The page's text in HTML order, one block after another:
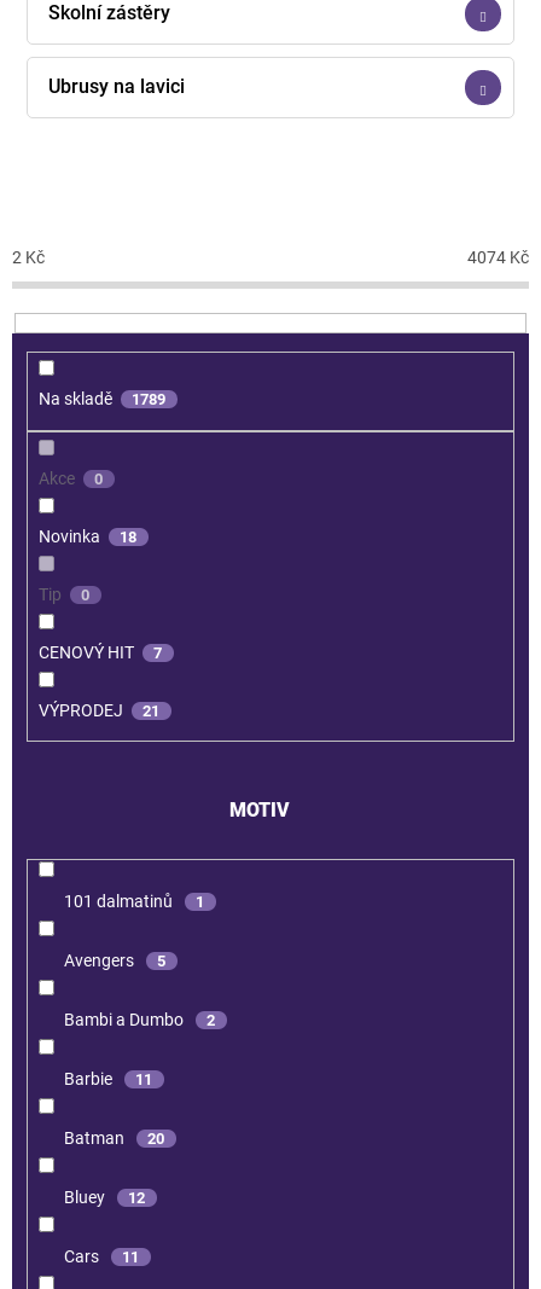
Školní zástěry
Ubrusy na lavici
2 Kč 4074 Kč
Na skladě 1789
Akce 0
Novinka 18
Tip 0
CENOVÝ HIT 7
VÝPRODEJ 21
MOTIV
101 dalmatinů 1
Avengers 5
Bambi a Dumbo 2
Barbie 11
Batman 20
Bluey 12
Cars 11